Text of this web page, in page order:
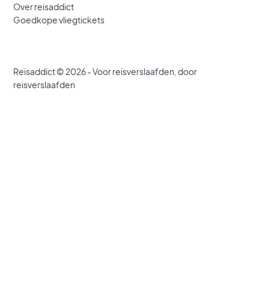
Over reisaddict
Goedkope vliegtickets
Reisaddict © 2026 - Voor reisverslaafden, door
reisverslaafden